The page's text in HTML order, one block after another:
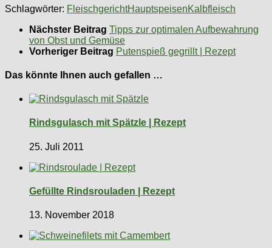
Schlagwörter: FleischgerichtHauptspeisenKalbfleisch
Nächster Beitrag Tipps zur optimalen Aufbewahrung
von Obst und Gemüse
Vorheriger Beitrag Putenspieß gegrillt | Rezept
Das könnte Ihnen auch gefallen …
Rindsgulasch mit Spätzle | Rezept
25. Juli 2011
Gefüllte Rindsrouladen | Rezept
13. November 2018